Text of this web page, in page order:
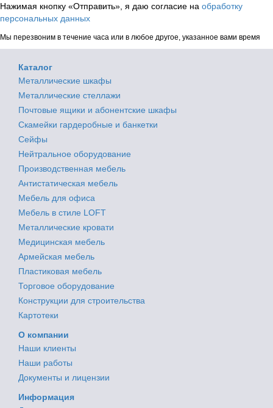
Нажимая кнопку «Отправить», я даю согласие на обработку
персональных данных
Мы перезвоним в течение часа или в любое другое, указанное вами время
Каталог
Металлические шкафы
Металлические стеллажи
Почтовые ящики и абонентские шкафы
Скамейки гардеробные и банкетки
Сейфы
Нейтральное оборудование
Производственная мебель
Антистатическая мебель
Мебель для офиса
Мебель в стиле LOFT
Металлические кровати
Медицинская мебель
Армейская мебель
Пластиковая мебель
Торговое оборудование
Конструкции для строительства
Картотеки
О компании
Наши клиенты
Наши работы
Документы и лицензии
Информация